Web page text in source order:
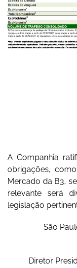
A Companhia
obrigações,
Mercado da B3,
relevante será
legislação
São
Diretor